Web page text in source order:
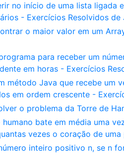
no início de uma lista ligada
- Exercícios Resolvidos de
o maior valor em um
para receber um
em horas - Exercícios
método Java que recebe um
em ordem crescente -
o problema da Torre de
humano bate em média uma
vezes o coração de
inteiro positivo n, se n